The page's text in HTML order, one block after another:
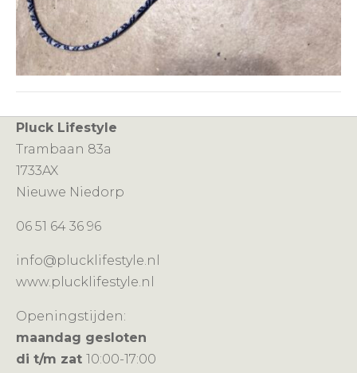
Pluck Lifestyle
Trambaan 83a
1733AX
Nieuwe Niedorp
06 51 64 36 96
info@plucklifestyle.nl
www.plucklifestyle.nl
Openingstijden:
maandag gesloten
di t/m zat 10:00-17:00